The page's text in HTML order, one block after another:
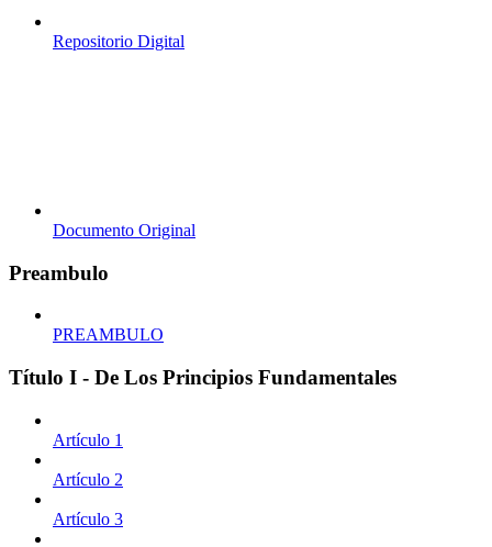
Repositorio Digital
Documento Original
Preambulo
PREAMBULO
Título I - De Los Principios Fundamentales
Artículo 1
Artículo 2
Artículo 3